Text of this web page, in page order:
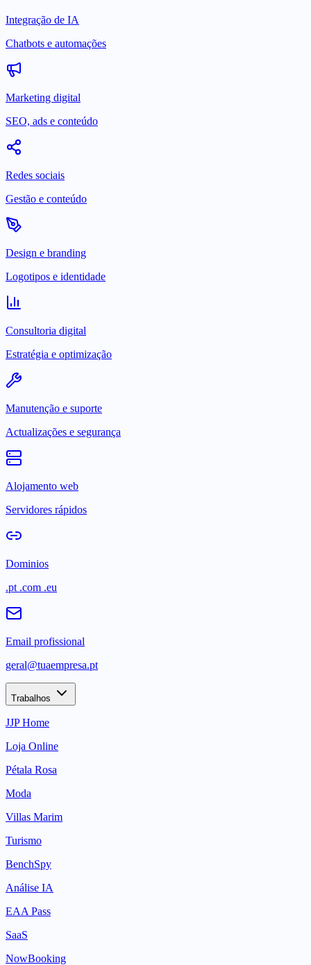
Integração de IA
Chatbots e automações
Marketing digital
SEO, ads e conteúdo
Redes sociais
Gestão e conteúdo
Design e branding
Logotipos e identidade
Consultoria digital
Estratégia e optimização
Manutenção e suporte
Actualizações e segurança
Alojamento web
Servidores rápidos
Dominios
.pt .com .eu
Email profissional
geral@tuaempresa.pt
Trabalhos
JJP Home
Loja Online
Pétala Rosa
Moda
Villas Marim
Turismo
BenchSpy
Análise IA
EAA Pass
SaaS
NowBooking